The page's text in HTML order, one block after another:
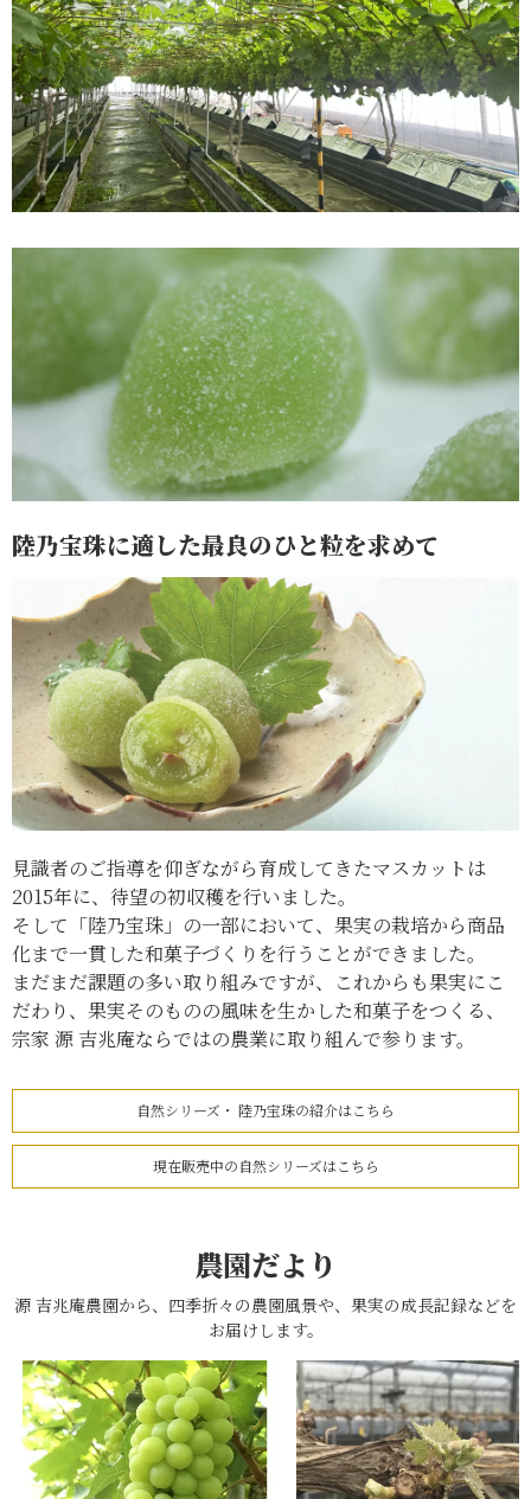
陸乃宝珠に適した最良のひと粒を求めて
見識者のご指導を仰ぎながら育成してきたマスカットは
2015年に、待望の初収穫を行いました。
そして「陸乃宝珠」の一部において、果実の栽培から商品
化まで一貫した和菓子づくりを行うことができました。
まだまだ課題の多い取り組みですが、これからも果実にこ
だわり、果実そのものの風味を生かした和菓子をつくる、
宗家 源 吉兆庵ならではの農業に取り組んで参ります。
自然シリーズ・ 陸乃宝珠の紹介はこちら
現在販売中の自然シリーズはこちら
農園だより
源 吉兆庵農園から、四季折々の農園風景や、果実の成長記録などを
お届けします。